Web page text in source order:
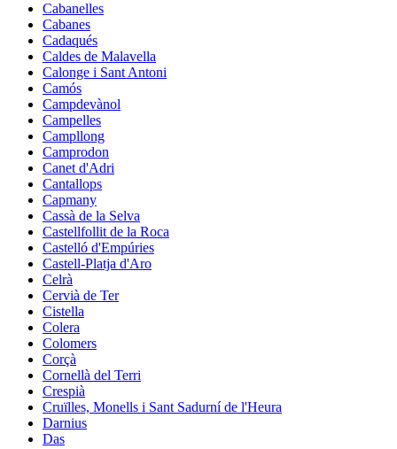
Cabanelles
Cabanes
Cadaqués
Caldes de Malavella
Calonge i Sant Antoni
Camós
Campdevànol
Campelles
Campllong
Camprodon
Canet d'Adri
Cantallops
Capmany
Cassà de la Selva
Castellfollit de la Roca
Castelló d'Empúries
Castell-Platja d'Aro
Celrà
Cervià de Ter
Cistella
Colera
Colomers
Corçà
Cornellà del Terri
Crespià
Cruïlles, Monells i Sant Sadurní de l'Heura
Darnius
Das